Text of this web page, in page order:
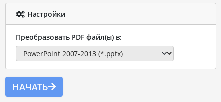
Настройки
Преобразовать PDF файл(ы) в:
НАЧАТЬ